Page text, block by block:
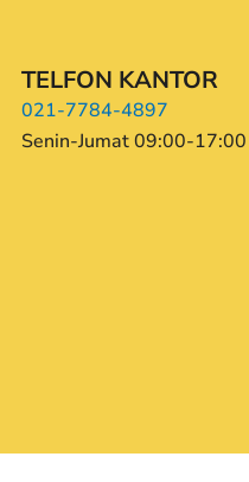
TELFON KANTOR
021-7784-4897
Senin-Jumat 09:00-17:00